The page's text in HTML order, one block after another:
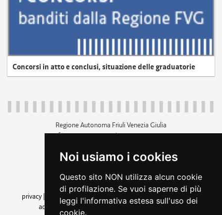
Noi usiamo i cookies
Questo sito NON utilizza alcun cookie
di profilazione. Se vuoi saperne di più
leggi l'informativa estesa sull'uso dei
cookie.
Concorsi in atto e conclusi, situazione delle graduatorie
Regione Autonoma Friuli Venezia Giulia
c.f. 80014930327; p.iva 00526040324
+39 040 3771111
amministrazione trasparente
privacy
cookie |note legali accessibilità
dichiarazione di
accessibilità| feedback cambio preferenze cookie